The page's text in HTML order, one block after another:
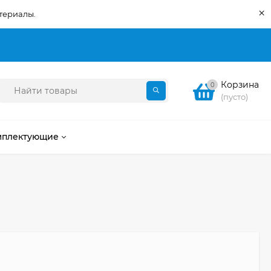
×
0 Корзина
(пусто)